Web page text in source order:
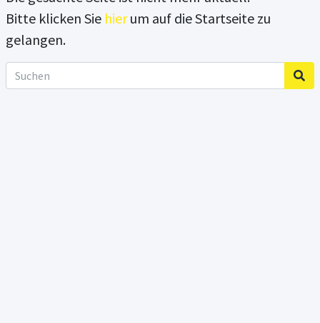
Bitte klicken Sie hierum auf die Startseite zu
gelangen.